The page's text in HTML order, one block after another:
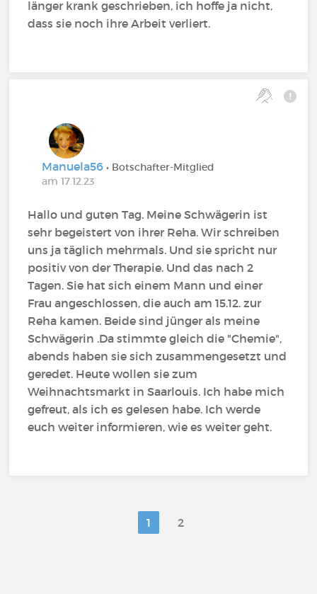
länger krank geschrieben, ich hoffe ja nicht,
dass sie noch ihre Arbeit verliert.
Manuela56• Botschafter-Mitglied
am 17.12.23
Hallo und guten Tag. Meine Schwägerin ist
sehr begeistert von ihrer Reha. Wir schreiben
uns ja täglich mehrmals. Und sie spricht nur
positiv von der Therapie. Und das nach 2
Tagen. Sie hat sich einem Mann und einer
Frau angeschlossen, die auch am 15.12. zur
Reha kamen. Beide sind jünger als meine
Schwägerin .Da stimmte gleich die "Chemie",
abends haben sie sich zusammengesetzt und
geredet. Heute wollen sie zum
Weihnachtsmarkt in Saarlouis. Ich habe mich
gefreut, als ich es gelesen habe. Ich werde
euch weiter informieren, wie es weiter geht.
1 2